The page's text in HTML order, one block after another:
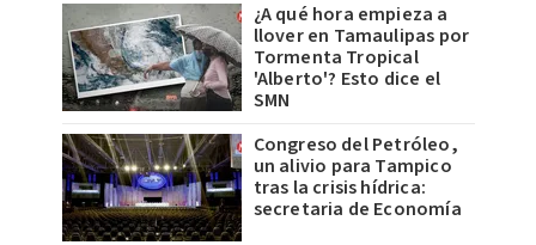
¿A qué hora empieza a
llover en Tamaulipas por
Tormenta Tropical
'Alberto'? Esto dice el
SMN
Congreso del Petróleo,
un alivio para Tampico
tras la crisis hídrica:
secretaria de Economía